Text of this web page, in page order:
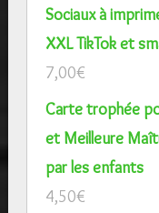
Sociaux à
XXL TikTok et
7,00€
Carte trophée
et Meilleure
par les enfants
4,50€